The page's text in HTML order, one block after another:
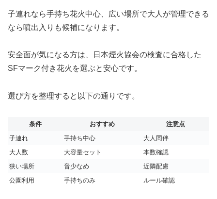
子連れなら手持ち花火中心、広い場所で大人が管理できる
なら噴出入りも候補になります。
安全面が気になる方は、日本煙火協会の検査に合格した
SFマーク付き花火を選ぶと安心です。
選び方を整理すると以下の通りです。
条件 おすすめ
注意点
子連れ
手持ち中心
大人同伴
大人数
大容量セット
本数確認
狭い場所
音少なめ
近隣配慮
公園利用
手持ちのみ ルール確認